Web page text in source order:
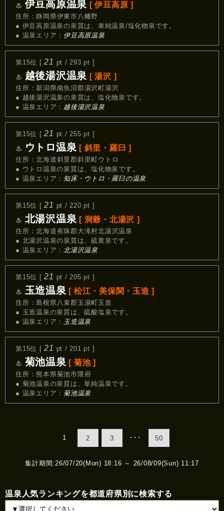
♨ 伊豆高原温泉 [ 伊豆高原 ]
住所：静岡県伊東市八幡野
● 伊豆高原温泉の泉質は、単純温泉/塩化物泉です。
● 温泉エリア： 伊豆高原温泉
第15位 [21 pt / 293 pt ]
♨ 越後湯沢温泉 [ 湯沢 ]
住所：新潟県南魚沼郡湯沢町湯沢
● 越後湯沢温泉の泉質は、塩化物泉です。
● 温泉エリア： 越後湯沢温泉
第15位 [21 pt / 255 pt ]
♨ ウトロ温泉 [ 斜里・羅臼 ]
住所：北海道斜里郡斜里町ウトロ
● ウトロ温泉の泉質は、塩化物泉です。
● 温泉エリア： 知床・ウトロ・羅臼の温泉
第15位 [21 pt / 220 pt ]
♨ 北湯沢温泉 [ 洞爺・北湯沢 ]
住所：北海道有珠郡大滝村北湯沢温泉
● 北湯沢温泉の泉質は、硫黄泉です。
● 温泉エリア： 北湯沢温泉
第15位 [21 pt / 205 pt ]
♨ 玉造温泉 [ 松江・美保関・玉造 ]
住所：島根県八束郡玉湯町玉造
● 玉造温泉の泉質は、硫酸塩泉です。
● 温泉エリア： 玉造温泉
第15位 [21 pt / 201 pt ]
♨ 菊池温泉 [ 菊池 ]
住所：熊本県菊池市隈府
● 菊池温泉の泉質は、単純温泉です。
● 温泉エリア： 菊池温泉
1 2 3 ･･･ 50
集計期間:26/07/20(Mon) 18:16 ～ 26/08/09(Sun) 11:17
温泉人気ランキングを都道府県別に検索する